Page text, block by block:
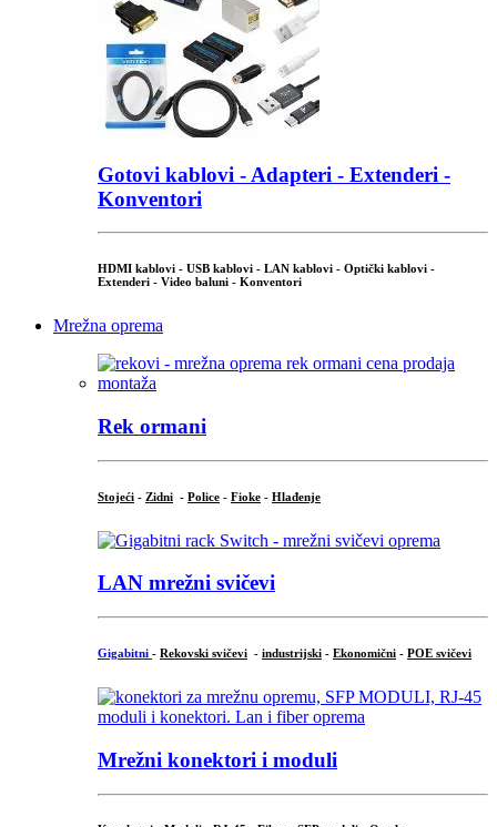
Gotovi kablovi - Adapteri - Extenderi -
Konventori
HDMI kablovi - USB kablovi - LAN kablovi - Optički kablovi -
Extenderi - Video baluni - Konventori
Mrežna oprema
Rek ormani
Stojeći - Zidni - Police - Fioke - Hlađenje
LAN mrežni svičevi
Gigabitni - Rekovski svičevi - industrijski - Ekonomični - POE svičevi
Mrežni konektori i moduli